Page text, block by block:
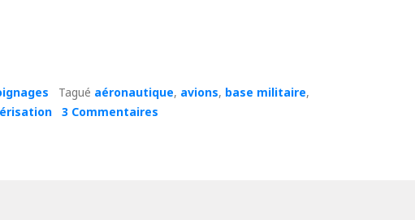
Tagué aéronautique, avions, base militaire,
3 Commentaires